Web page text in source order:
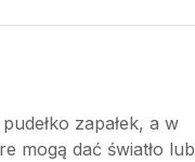
zapałek, a w
mogą dać światło lub